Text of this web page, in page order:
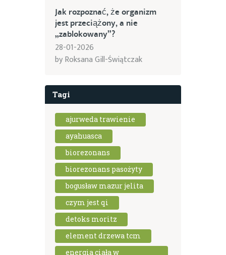
Jak rozpoznać, że organizm
jest przeciążony, a nie
„zablokowany”?
28-01-2026
byRoksana Gill-Świątczak
Tagi
ajurweda trawienie
ayahuasca
biorezonans
biorezonans pasożyty
bogusław mazur jelita
czym jest qi
detoks moritz
element drzewa tcm
energia ciała w